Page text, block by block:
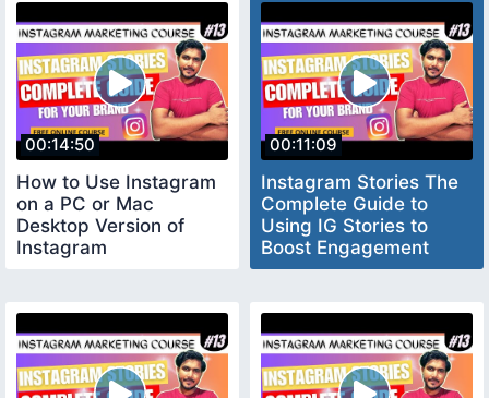
00:14:50
How to Use Instagram
on a PC or Mac
Desktop Version of
Instagram
00:11:09
Instagram Stories The
Complete Guide to
Using IG Stories to
Boost Engagement
Reach